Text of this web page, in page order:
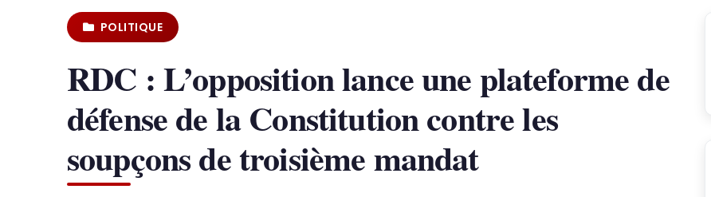
POLITIQUE
RDC : L’opposition lance une plateforme de
défense de la Constitution contre les
soupçons de troisième mandat